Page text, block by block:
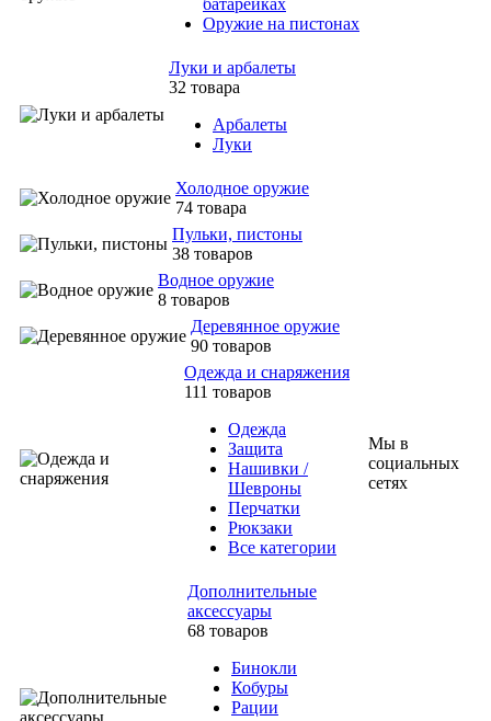
батарейках
Оружие на пистонах
Луки и арбалеты
32 товара
Арбалеты
Луки
Холодное оружие
74 товара
Пульки, пистоны
38 товаров
Водное оружие
8 товаров
Деревянное оружие
90 товаров
Одежда и снаряжения
111 товаров
Одежда
Защита
Нашивки /
Шевроны
Перчатки
Рюкзаки
Все категории
Дополнительные
аксессуары
68 товаров
Бинокли
Кобуры
Рации
Мы в
социальных
сетях